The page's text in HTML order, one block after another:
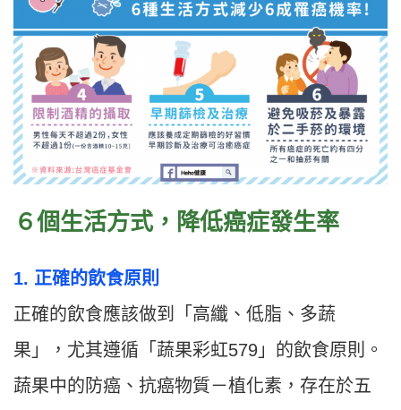
６個生活方式，降低癌症發生率
1. 正確的飲食原則
正確的飲食應該做到「高纖、低脂、多蔬
果」，尤其遵循「蔬果彩虹579」的飲食原則。
蔬果中的防癌、抗癌物質－植化素，存在於五